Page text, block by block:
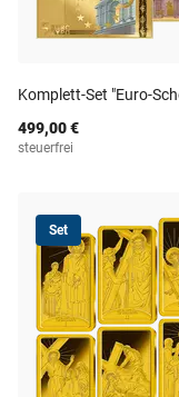
Komplett-Set "Euro-
499,00 €
steuerfrei
Set